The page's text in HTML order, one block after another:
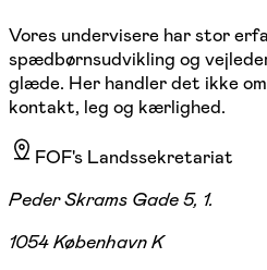
Vores undervisere har stor
spædbørnsudvikling og
glæde. Her handler det ikke
kontakt, leg og kærlighed.
FOF's Landssekretariat
Peder Skrams Gade 5, 1.
1054 København K